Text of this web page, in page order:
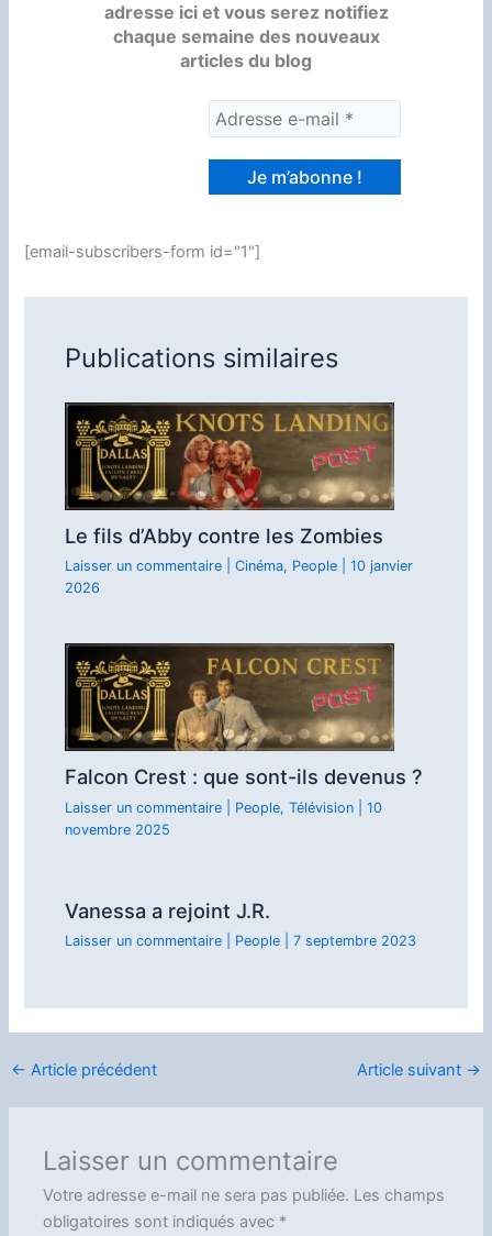
adresse ici et vous serez notifiez
chaque semaine des nouveaux
articles du blog
[email-subscribers-form id="1"]
Publications similaires
Le fils d’Abby contre les Zombies
Laisser un commentaire Cinéma, People| 10 janvier
2026
Falcon Crest : que sont-ils devenus ?
Laisser un commentaire People, Télévision| 10
novembre 2025
Vanessa a rejoint J.R.
Laisser un commentaire People| 7 septembre 2023
← Article précédent Article suivant →
Laisser un commentaire
Votre adresse e-mail ne sera pas publiée. Les champs
obligatoires sont indiqués avec *